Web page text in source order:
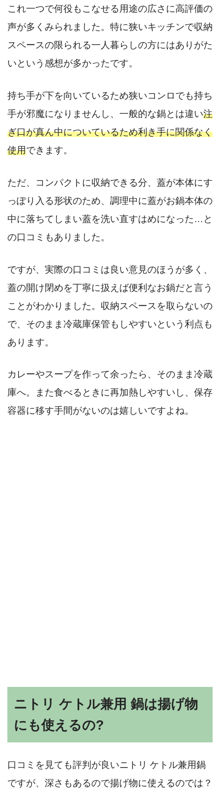
これ一つで何役もこなせる用途の広さに高評価の
声が多くみられました。特に狭いキッチンで収納
スペースの限られる一人暮らしの方にはありがた
いという感想が多かったです。
持ち手が下を向いているため狭いコンロでも持ち
手が邪魔になりませんし、一般的な鍋とは違い注
ぎ口が真ん中についているため利き手に関係なく
使用できます。
ただ、コンパクトに収納できる分、蓋が本体にす
っぽり入る形状のため、調理中に蓋がお鍋本体の
中に落ちてしまい蓋を洗い直すはめになった…と
の口コミもありました。
ですが、実際の口コミは良い意見のほうが多く、
蓋の開け閉めを丁寧に扱えば便利なお鍋だと言う
ことがわかりました。収納スペースを取らないの
で、そのまま冷蔵庫保管もしやすいという利点も
あります。
カレーやスープを作って余ったら、そのまま冷蔵
庫へ。また食べるときに再加熱しやすいし、保存
容器に移す手間がないのは嬉しいですよね。
ニトリ ケトル兼用 鍋は揚げ物
にも使えるの?
口コミを見ても評判が良いニトリ ケトル兼用鍋
ですが、深さもあるので揚げ物に使えるのでは？